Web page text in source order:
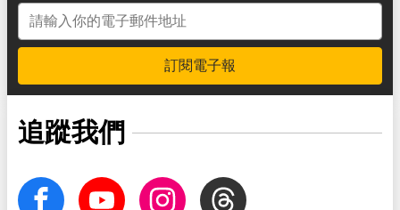
電子郵件地址
訂閱電子報
追蹤我們
facebook Youtube InstagramThreads